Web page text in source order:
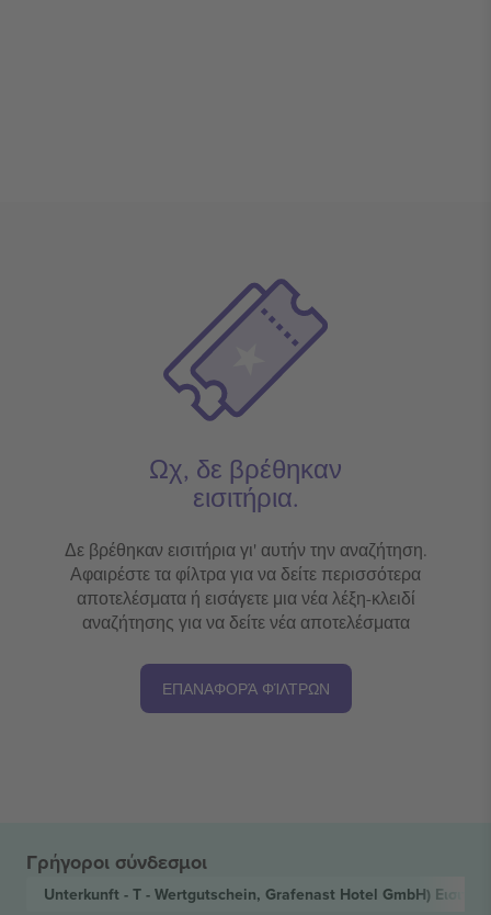
Ωχ, δε βρέθηκαν
εισιτήρια.
Δε βρέθηκαν εισιτήρια γι' αυτήν την αναζήτηση.
Αφαιρέστε τα φίλτρα για να δείτε περισσότερα
αποτελέσματα ή εισάγετε μια νέα λέξη-κλειδί
αναζήτησης για να δείτε νέα αποτελέσματα
ΕΠΑΝΑΦΟΡΆ ΦΊΛΤΡΩΝ
Γρήγοροι σύνδεσμοι
Unterkunft - T - Wertgutschein, Grafenast Hotel GmbH)